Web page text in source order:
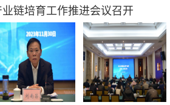
链培育工作推进会议召开